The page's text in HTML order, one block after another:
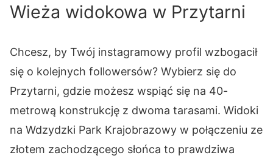
Wieża widokowa w Przytarni
Chcesz, by Twój instagramowy profil wzbogacił
się o kolejnych followersów? Wybierz się do
Przytarni, gdzie możesz wspiąć się na 40-
metrową konstrukcję z dwoma tarasami. Widoki
na Wdzydzki Park Krajobrazowy w połączeniu ze
złotem zachodzącego słońca to prawdziwa